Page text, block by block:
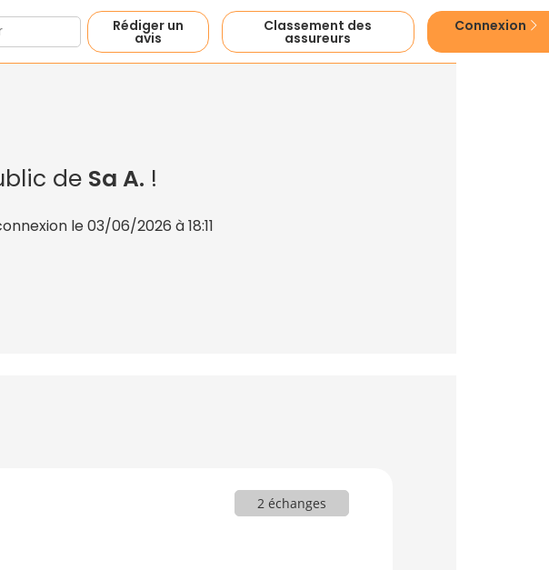
Rédiger un
avis
Classement des
assureurs
Connexion
de Sa A. !
le 03/06/2026 à 18:11
2 échanges